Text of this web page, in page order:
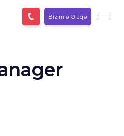
Bizimlə Əlaqə